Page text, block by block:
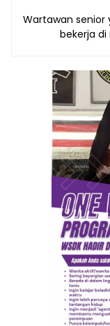
Wartawan
bekerja di